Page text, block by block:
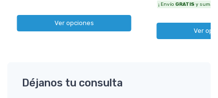
Ver opciones
¡ Envío GRATIS y sumás
Ver
Déjanos tu consulta